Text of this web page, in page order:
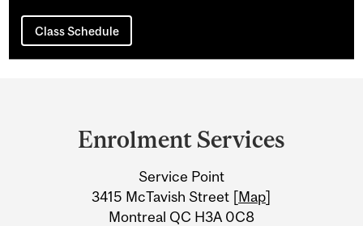
Class Schedule
Information
Enrolment Services
Service Point
3415 McTavish Street [Map]
Montreal QC H3A 0C8